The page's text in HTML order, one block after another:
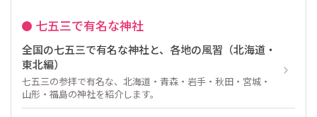
七五三で有名な神社
全国の七五三で有名な神社と、各地の風習（北海道・
東北編）
七五三の参拝で有名な、北海道・青森・岩手・秋田・宮城・
山形・福島の神社を紹介します。